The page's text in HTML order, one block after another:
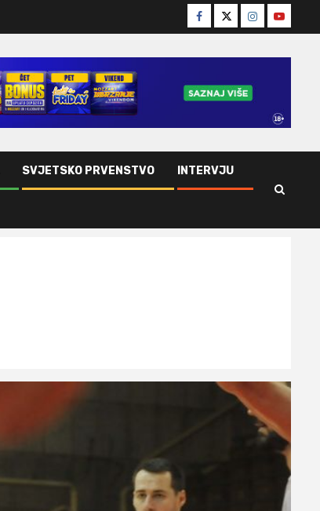
Facebook
TwitterInstagram
Youtube
SVJETSKO PRVENSTVO INTERVJU